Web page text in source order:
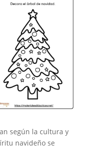
según la cultura y
navideño se